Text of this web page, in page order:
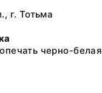
г. Тотьма
черно-белая